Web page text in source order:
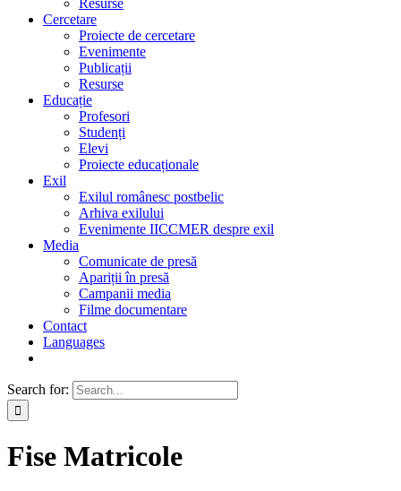
Resurse
Cercetare
Proiecte de cercetare
Evenimente
Publicații
Resurse
Educație
Profesori
Studenți
Elevi
Proiecte educaționale
Exil
Exilul românesc postbelic
Arhiva exilului
Evenimente IICCMER despre exil
Media
Comunicate de presă
Apariții în presă
Campanii media
Filme documentare
Contact
Languages
Search for:
Fise Matricole